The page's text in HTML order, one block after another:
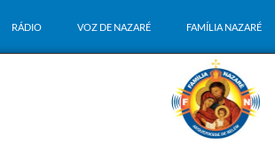
RÁDIO VOZ DE NAZARÉ FAMÍLIA NAZARÉ